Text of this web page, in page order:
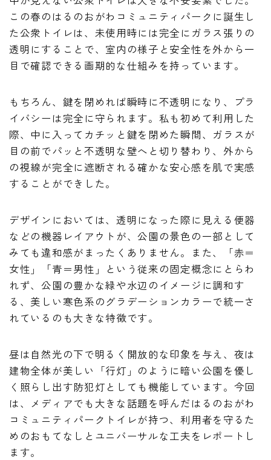
この春のはるのおがわコミュニティパークに誕生し
た公衆トイレは、未使用時には完全にガラス張りの
透明にすることで、室内の様子と安全性を外から一
目で確認できる画期的な仕組みを持っています。
もちろん、鍵を閉めれば瞬時に不透明になり、プラ
イバシーは完全に守られます。私も初めて利用した
際、中に入ってカチッと鍵を閉めた瞬間、ガラスが
目の前でパッと不透明な壁へと切り替わり、外から
の視線が完全に遮断される確かな安心感を肌で実感
することができした。
デザインにおいては、透明になった際に見える便器
などの機器レイアウトが、公園の景色の一部として
みても違和感がまったくありません。また、「赤＝
女性」「青＝男性」という従来の固定概念にとらわ
れず、公園の豊かな緑や水辺のイメージに調和す
る、美しい寒色系のグラデーションカラーで統一さ
れているのも大きな特徴です。
昼は自然光の下で明るく開放的な印象を与え、夜は
建物全体が美しい「行灯」のように暗い公園を優し
く照らし出す防犯灯としても機能しています。今回
は、メディアでも大きな話題を呼んだはるのおがわ
コミュニティパークトイレが持つ、利用者を守るた
めのおもてなしとユニバーサルな工夫をレポートし
ます。